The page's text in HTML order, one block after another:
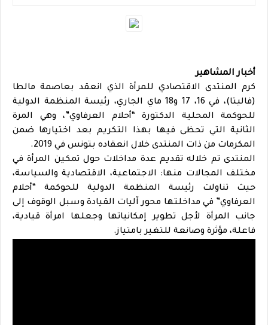
أخبار المشاهير
كرم المنتدى الاقتصادي للمرأة الذي انعقد بعاصمة مالطا
(فاليتا)، في 16، 17 و18 ماي الجاري، رئيسة المنظمة الدولية
للحوكمة المحلية الدكتورة “أحلام العرفاوي”، وهي المرة
الثانية التي تحظى فيها بهذا التكريم بعد اختيارها ضمن
المكرمات من ذات المنتدى خلال انعقاده بتونس في 2019.
المنتدى تم خلاله تقديم عدة مداخلات حول تمكين المرأة في
مختلف المجالات منها: الاجتماعية، الاقتصادية والسياسة،
حيث تناولت رئيسة المنظمة الدولية للحوكمة “أحلام
العرفاوي” في مداخلتها محور آليات القيادة وسبل الوقوف إلى
جانب المرأة لأجل تطوير إمكانياتها وجعلها امرأة قيادية،
فاعلة، مؤثرة وصانعة للتغير بامتياز.